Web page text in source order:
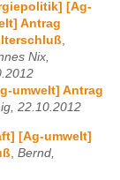
[Ag-
Antrag
Nix,
umwelt] Antrag
22.10.2012
[Ag-umwelt]
Bernd,